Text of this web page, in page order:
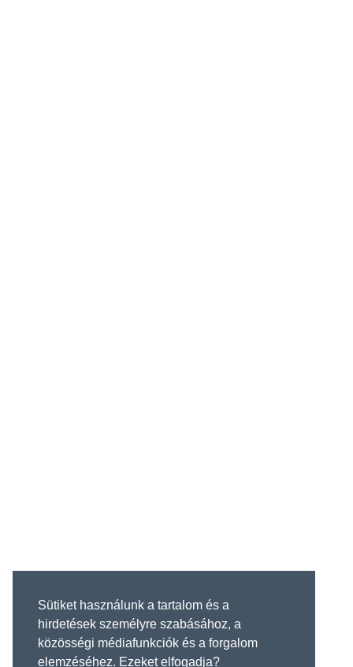
Sütiket használunk a tartalom és a
hirdetések személyre szabásához, a
közösségi médiafunkciók és a forgalom
elemzéséhez. Ezeket elfogadja?